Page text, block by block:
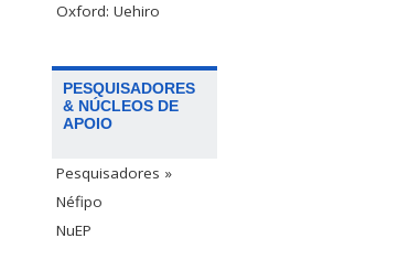
Oxford: Uehiro
PESQUISADORES
& NÚCLEOS DE
APOIO
Pesquisadores »
Néfipo
NuEP